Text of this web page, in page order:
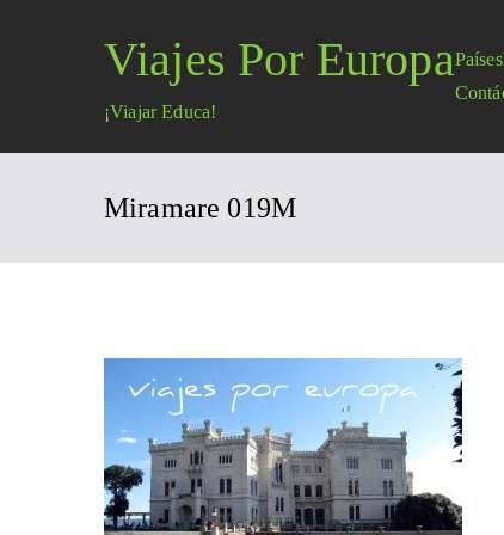
Viajes Por Europa
¡Viajar Educa!
Países
Miramare 019M